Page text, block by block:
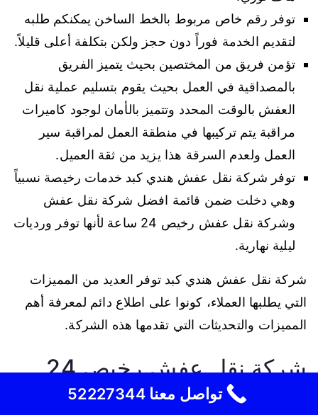
توفر رقم خاص مربوط بالخط الساخن يمكنكم طلبه
لتقديم الخدمة فوراً دون حجز ولكن بتكلفة أعلى قليلاً.
تؤمن فريق من المختصين بحيث يتميز الفريق
بالمصداقية في العمل بحيث يقوم بتسليم عملية نقل
العفش بالوقت المحدد وتتميز بالأمان لوجود كاميرات
مراقبة يتم تركيبها في منطقة العمل لمراقبة سير
العمل ولعدم السرقة هذا يزيد من ثقة العميل.
توفر شركة نقل عفش هندي كبد خدمات رخيصة نسبياً
وهي دخلت ضمن قائمة افضل شركة نقل عفش
وشركة نقل عفش رخيص 24 ساعة لأنها توفر ورديات
ليلية نهارية.
شركة نقل عفش هندي كبد توفر العديد من المميزات
التي يطلبها العملاء، كونوا على اطلاع دائم لمعرفة أهم
المميزات والتحديثات التي تقدمها هذه الشركة.
شركة نقل عفش رخيص 24
تواصل معنا 52227344